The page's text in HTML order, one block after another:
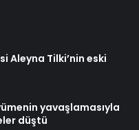
Aleyna Tilki’nin eski
yavaşlamasıyla
düştü